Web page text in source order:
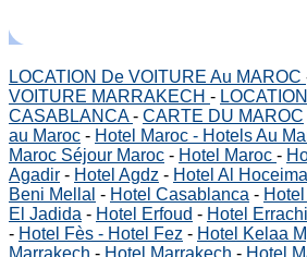
LOCATION De VOITURE Au MAROC
VOITURE MARRAKECH -
CASABLANCA- CARTE DU MAROC
au Maroc - Hotel Maroc - Hotels Au
Maroc Séjour Maroc - Hotel Maroc -
Agadir - Hotel Agdz - Hotel Al Hoceima
Beni Mellal - Hotel Casablanca -
El Jadida - Hotel Erfoud - Hotel
- Hotel Fès - Hotel Fez - Hotel Kelaa
Marrakech - Hotel Marrakech - Hotel